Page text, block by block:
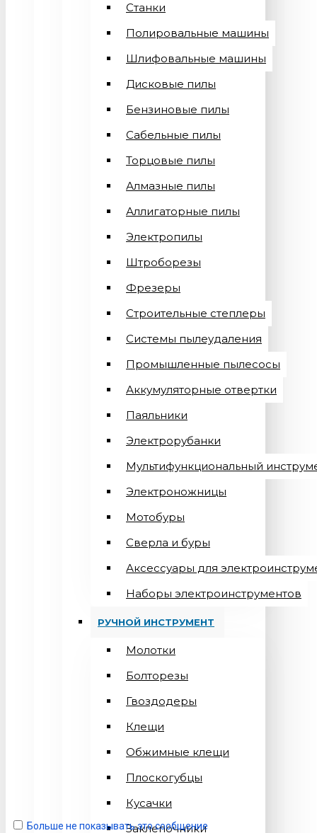
Станки
Полировальные машины
Шлифовальные машины
Дисковые пилы
Бензиновые пилы
Сабельные пилы
Торцовые пилы
Алмазные пилы
Аллигаторные пилы
Электропилы
Штроборезы
Фрезеры
Строительные степлеры
Системы пылеудаления
Промышленные пылесосы
Аккумуляторные отвертки
Паяльники
Электрорубанки
Мультифункциональный
Электроножницы
Мотобуры
Сверла и буры
Аксессуары для
Наборы электроинструментов
РУЧНОЙ ИНСТРУМЕНТ
Молотки
Болторезы
Гвоздодеры
Клещи
Обжимные клещи
Плоскогубцы
Кусачки
Заклепочники
Больше не показывать это сообщение